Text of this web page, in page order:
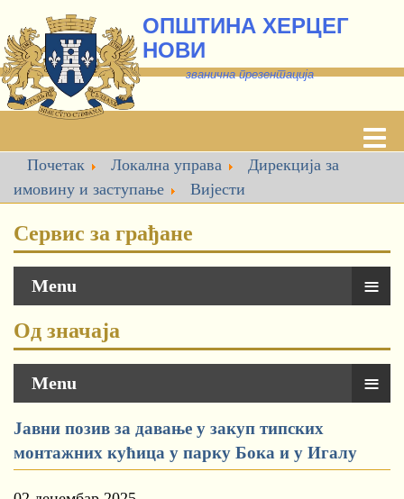
ОПШТИНА ХЕРЦЕГ
НОВИ
званична презентација
Почетак Локална управа
Дирекција за
имовину и заступање
Вијести
Сервис за грађане
Menu ≡
Од значаја
Menu ≡
Јавни позив за давање у закуп типских
монтажних кућица у парку Бока и у Игалу